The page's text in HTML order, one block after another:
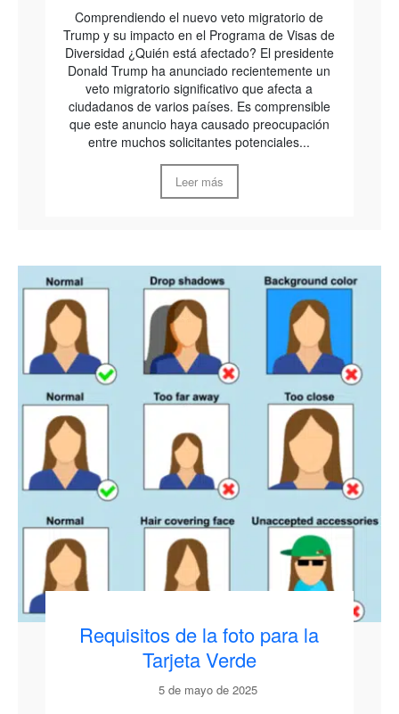
Comprendiendo el nuevo veto migratorio de
Trump y su impacto en el Programa de Visas de
Diversidad ¿Quién está afectado? El presidente
Donald Trump ha anunciado recientemente un
veto migratorio significativo que afecta a
ciudadanos de varios países. Es comprensible
que este anuncio haya causado preocupación
entre muchos solicitantes potenciales...
Leer más
Requisitos de la foto para la
Tarjeta Verde
5 de mayo de 2025